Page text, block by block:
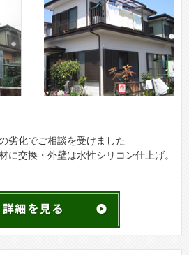
劣化でご相談を受けました
に交換・外壁は水性シリコン仕上げ。